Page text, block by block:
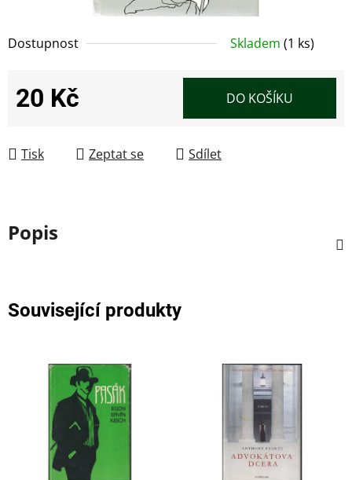
Dostupnost Skladem (1 ks)
20 Kč DO KOŠÍKU
Tisk Zeptat se Sdílet
Popis
Související produkty